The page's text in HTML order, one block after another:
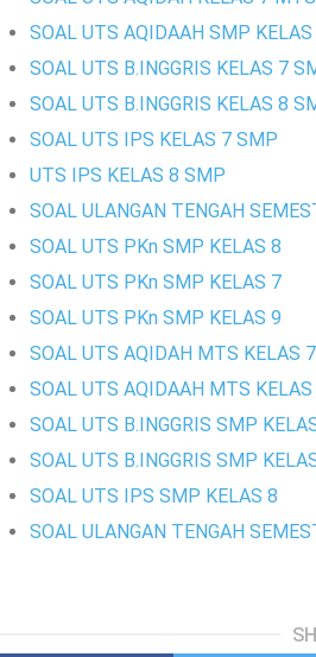
SOAL UTS AQIDAAH SMP KELAS
SOAL UTS B.INGGRIS KELAS 7
SOAL UTS B.INGGRIS KELAS 8
SOAL UTS IPS KELAS 7 SMP
UTS IPS KELAS 8 SMP
SOAL ULANGAN TENGAH
SOAL UTS PKn SMP KELAS 8
SOAL UTS PKn SMP KELAS 7
SOAL UTS PKn SMP KELAS 9
SOAL UTS AQIDAH MTS KELAS 7
SOAL UTS AQIDAAH MTS KELAS
SOAL UTS B.INGGRIS SMP
SOAL UTS B.INGGRIS SMP
SOAL UTS IPS SMP KELAS 8
SOAL ULANGAN TENGAH